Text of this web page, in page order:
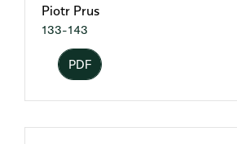
Piotr Prus
133-143
PDF